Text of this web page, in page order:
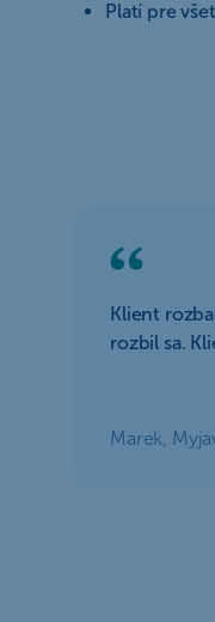
Platí pre
Klient
rozbil sa.
Marek,